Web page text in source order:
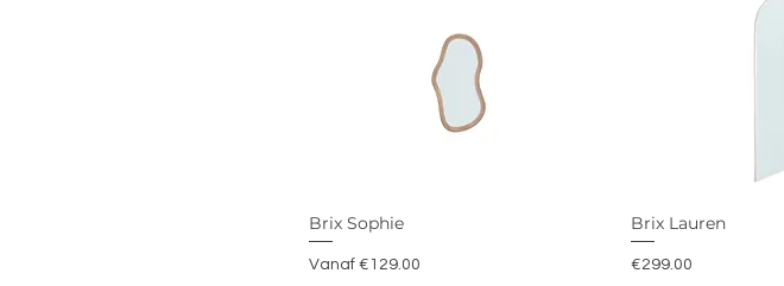
Brix Sophie
Vanaf €129.00
Verkoopprijs
Brix Lauren
Prijs
€299.00